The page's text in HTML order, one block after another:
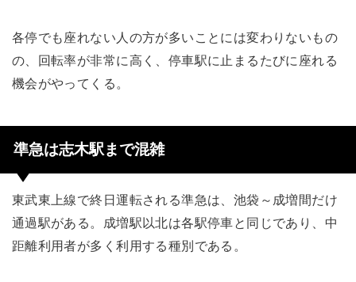
各停でも座れない人の方が多いことには変わりないもの
の、回転率が非常に高く、停車駅に止まるたびに座れる
機会がやってくる。
準急は志木駅まで混雑
東武東上線で終日運転される準急は、池袋～成増間だけ
通過駅がある。成増駅以北は各駅停車と同じであり、中
距離利用者が多く利用する種別である。